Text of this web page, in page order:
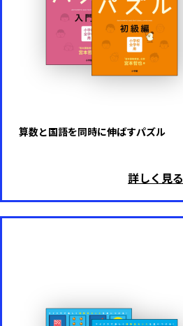
算数と国語を同時に伸ばすパズル
詳しく見る